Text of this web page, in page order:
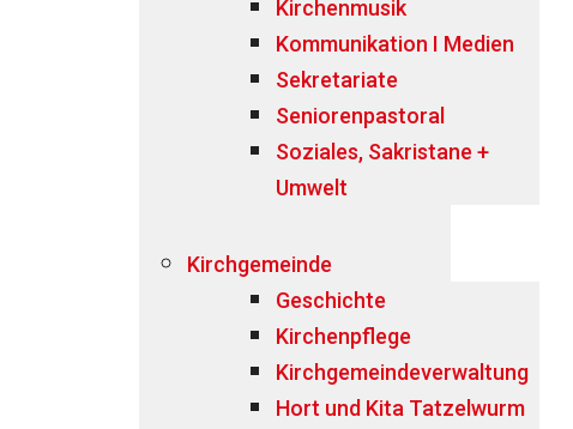
Kirchenmusik
Kommunikation I Medien
Sekretariate
Seniorenpastoral
Soziales, Sakristane +
Umwelt
Kirchgemeinde
Geschichte
Kirchenpflege
Kirchgemeindeverwaltung
Hort und Kita Tatzelwurm